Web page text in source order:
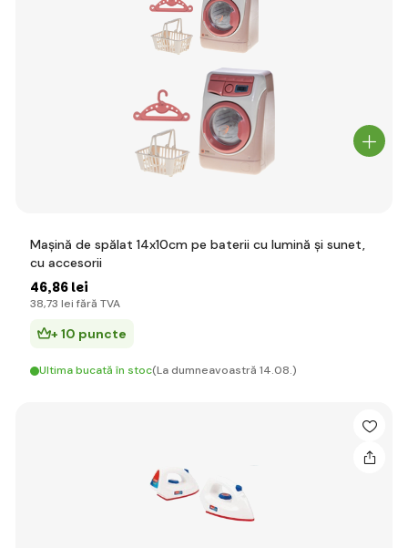
Mașină de spălat 14x10cm pe baterii cu lumină și sunet,
cu accesorii
46,86 lei
38,73 lei fără TVA
+ 10 puncte
Ultima bucată în stoc(La dumneavoastră 14.08.)